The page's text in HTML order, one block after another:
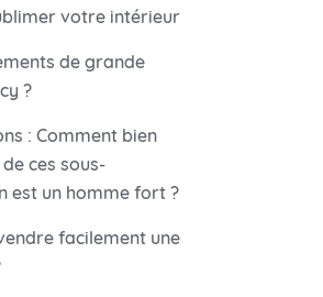
votre intérieur
de grande
?
: Comment bien
ces sous-
est un homme fort ?
facilement une